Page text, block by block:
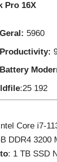
Pro 16X
5960
:25 192
Core i7-
DDR4 3200
: 1 TB SSD